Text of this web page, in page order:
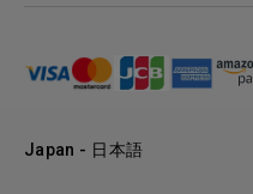
AQCOLOR
e-Sports
製品保守サービス終了のご案内
リーダーシップ
ニュース
Japan - 日本語